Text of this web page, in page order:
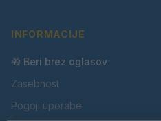
INFORMACIJE
🎁 Beri brez oglasov
Zasebnost
Pogoji uporabe